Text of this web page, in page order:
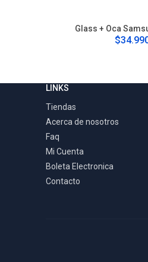
Glass + Oca
LINKS
Tiendas
Acerca de nosotros
Faq
Mi Cuenta
Boleta Electronica
Contacto